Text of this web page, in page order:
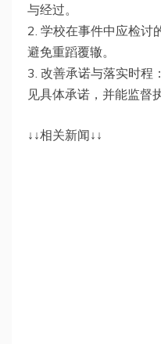
与经过。
2. 学校在事件中应检讨
避免重蹈覆辙。
3. 改善承诺与落实时程
见具体承诺，并能监督
↓↓相关新闻↓↓